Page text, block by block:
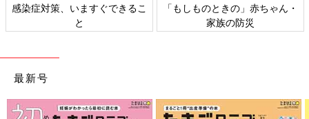
感染症対策、いますぐできるこ
と
「もしものときの」赤ちゃん・
家族の防災
最新号